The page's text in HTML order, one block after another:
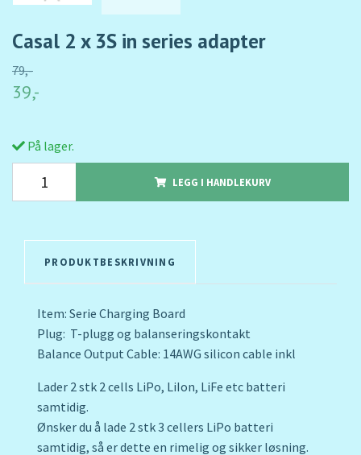
Casal 2 x 3S in series adapter
79,-
39,-
På lager.
LEGG I HANDLEKURV
PRODUKTBESKRIVNING
Item: Serie Charging Board
Plug: T-plugg og balanseringskontakt
Balance Output Cable: 14AWG silicon cable inkl
Lader 2 stk 2 cells LiPo, LiIon, LiFe etc batteri
samtidig.
Ønsker du å lade 2 stk 3 cellers LiPo batteri
samtidig, så er dette en rimelig og sikker løsning.